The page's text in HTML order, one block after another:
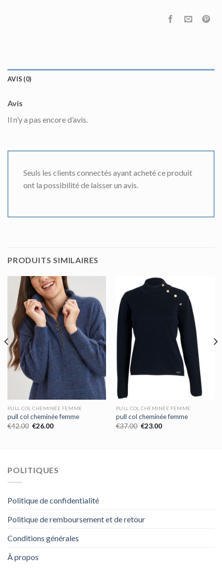
AVIS (0)
Avis
Il n’y a pas encore d’avis.
Seuls les clients connectés ayant acheté ce produit
ont la possibilité de laisser un avis.
PRODUITS SIMILAIRES
PULL COL CHEMINÉE FEMME
pull col cheminée femme
€42.00 €26.00
PULL COL CHEMINÉE FEMME
pull col cheminée femme
€37.00 €23.00
POLITIQUES
Politique de confidentialité
Politique de remboursement et de retour
Conditions générales
À propos